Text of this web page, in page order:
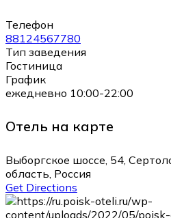
Телефон
88124567780
Тип заведения
Гостиница
График
ежедневно 10:00-22:00
Отель на карте
Выборгское шоссе, 54,
область, Россия
Get Directions